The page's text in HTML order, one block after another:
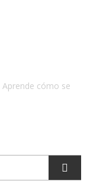
Aprende cómo se